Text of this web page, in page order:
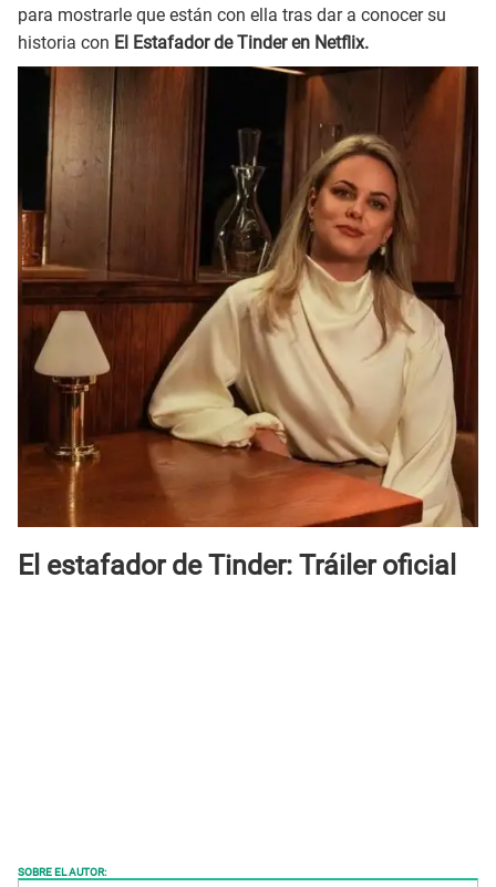
para mostrarle que están con ella tras dar a conocer su
historia con El Estafador de Tinder en Netflix.
El estafador de Tinder: Tráiler oficial
SOBRE EL AUTOR: